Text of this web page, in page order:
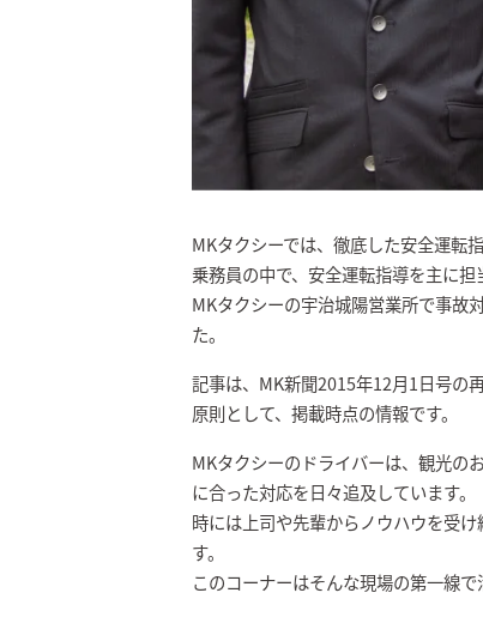
MKタクシーでは、徹底した安全運転
乗務員の中で、安全運転指導を主に担
MKタクシーの宇治城陽営業所で事故
た。
記事は、MK新聞2015年12月1日号の再
原則として、掲載時点の情報です。
MKタクシーのドライバーは、観光の
に合った対応を日々追及しています。
時には上司や先輩からノウハウを受
す。
このコーナーはそんな現場の第一線